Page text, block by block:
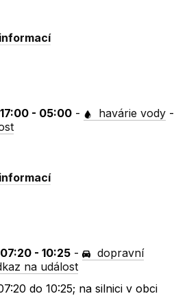
- 05:00 - havárie vody -
- 10:25 -
dopravní
na událost
do 10:25; na silnici v obci